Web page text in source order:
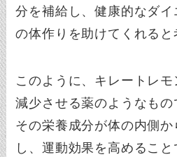
分を補給し、健康的なダ
の体作りを助けてくれると
このように、キレートレ
減少させる薬のようなもの
その栄養成分が体の内側か
し、運動効果を高めるこ